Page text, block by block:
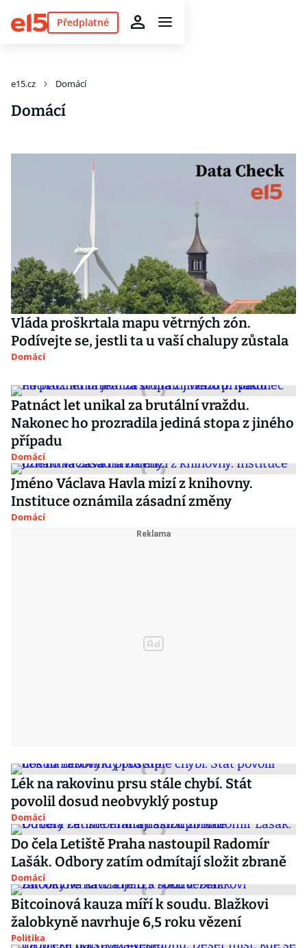
Předplatné
e15.cz Domácí
Domácí
Vláda proškrtala mapu větrných zón.
Podívejte se, jestli ta u vaší chalupy zůstala
Domácí
Patnáct let unikal za brutální vraždu.
Nakonec ho prozradila jediná stopa z jiného
případu
Domácí
Jméno Václava Havla mizí z knihovny.
Instituce oznámila zásadní změny
Domácí
Lék na rakovinu prsu stále chybí. Stát
povolil dosud neobvyklý postup
Domácí
Do čela Letiště Praha nastoupil Radomír
Lašák. Odbory zatím odmítají složit zbraně
Domácí
Bitcoinová kauza míří k soudu. Blažkovi
žalobkyně navrhuje 6,5 roku vězení
Politika